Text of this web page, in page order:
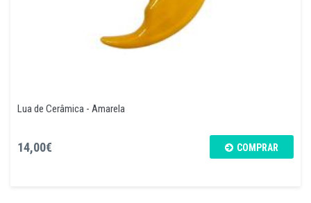
Lua de Cerâmica - Amarela
14,00€ COMPRAR